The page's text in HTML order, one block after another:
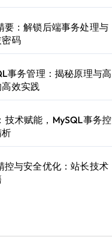
要：解锁后端事务处理与
码
事务管理：揭秘原理与高
效实践
技术赋能，MySQL事务控
控与安全优化：站长技术